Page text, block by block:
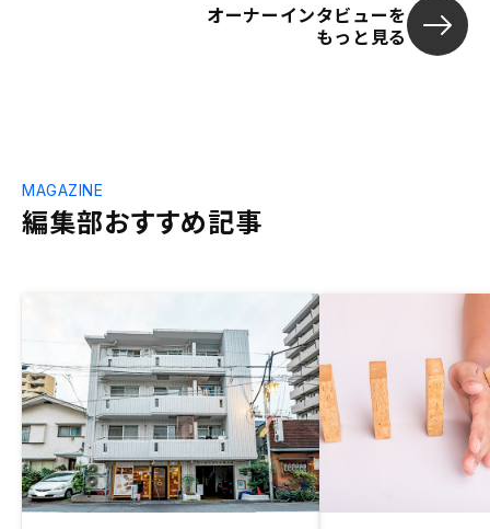
オーナーインタビューを
もっと見る
編集部おすすめ記事
MAGAZINE